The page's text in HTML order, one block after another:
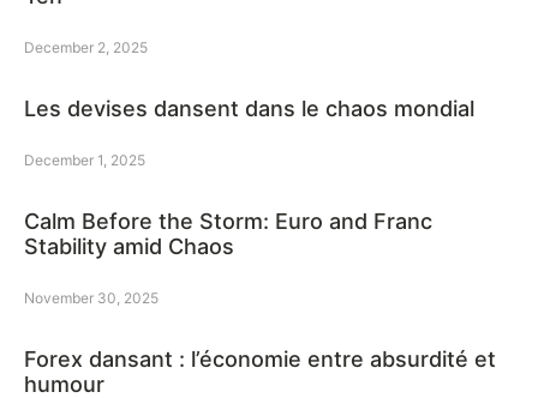
December 2, 2025
Les devises dansent dans le chaos mondial
December 1, 2025
Calm Before the Storm: Euro and Franc
Stability amid Chaos
November 30, 2025
Forex dansant : l’économie entre absurdité et
humour